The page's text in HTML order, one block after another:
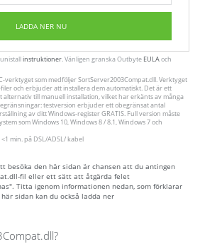
LADDA NER NU
instruktioner. Vänligen granska Outbyte EULAoch
verktyget som medföljer SortServer2003Compat.dll. Verktyget
och erbjuder att installera dem automatiskt. Det är ett
till manuell installation, vilket har erkänts av många
testversion erbjuder ett obegränsat antal
av ditt Windows-register GRATIS. Full version måste
som Windows 10, Windows 8 / 8.1, Windows 7 och
min. på DSL/ADSL/ kabel
besöka den här sidan är chansen att du antingen
fil eller ett sätt att åtgärda felet
Titta igenom informationen nedan, som förklarar
sidan kan du också ladda ner